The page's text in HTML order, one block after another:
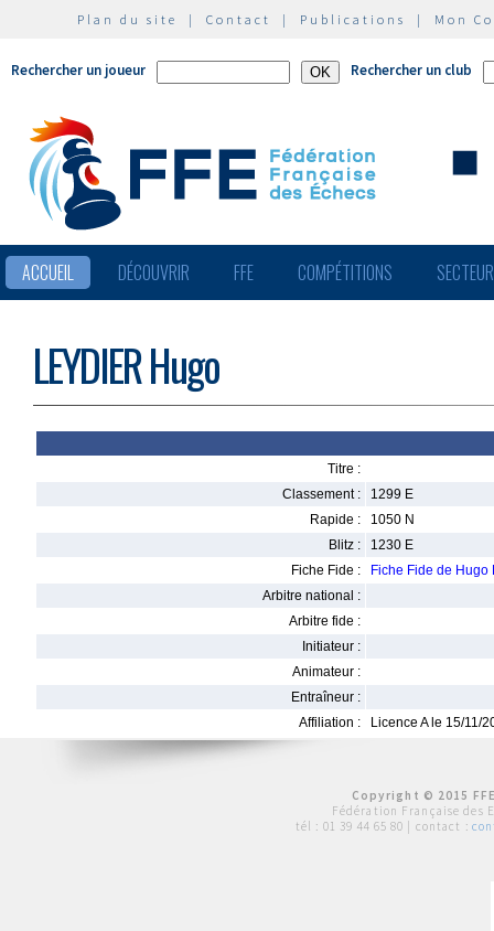
Plan du site | Contact | Publications | Mon
Rechercher un joueur Rechercher un club
ACCUEIL DÉCOUVRIR FFE COMPÉTITIONS
LEYDIER Hugo
Titre :
Classement :
1299 E
Rapide :
1050 N
Blitz :
1230 E
Fiche Fide :
Fiche Fide de Hugo
Arbitre national :
Arbitre fide :
Initiateur :
Animateur :
Entraîneur :
Affiliation :
Licence A le 15/11/
Copyright © 2015
Fédération Française des
tél : 01 39 44 65 80 | contact :